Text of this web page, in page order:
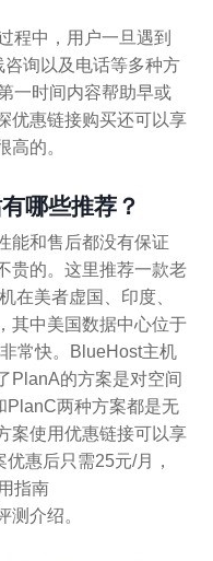
程中，用户一旦遇到
询以及电话等多种方
一时间内容帮助早或
优惠链接购买还可以享
高的。
哪些推荐？
能和售后都没有保证
贵的。这里推荐一款老
在美者虚国、印度、
其中美国数据中心位于
常快。BlueHost主机
PlanA的方案是对空间
PlanC两种方案都是无
案使用优惠链接可以享
惠后只需25元/月，
指南
测介绍。